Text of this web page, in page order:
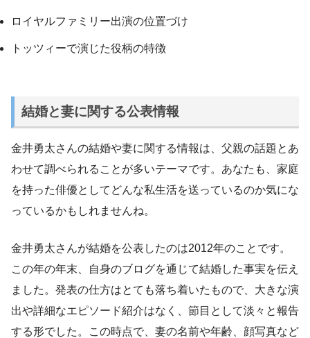
ロイヤルファミリー出演の位置づけ
トッツィーで演じた役柄の特徴
結婚と妻に関する公表情報
金井勇太さんの結婚や妻に関する情報は、父親の話題とあ
わせて調べられることが多いテーマです。あなたも、家庭
を持った俳優としてどんな私生活を送っているのか気にな
っているかもしれませんね。
金井勇太さんが結婚を公表したのは2012年のことです。
この年の年末、自身のブログを通じて結婚した事実を伝え
ました。発表の仕方はとても落ち着いたもので、大きな演
出や詳細なエピソード紹介はなく、節目として淡々と報告
する形でした。この時点で、妻の名前や年齢、顔写真など